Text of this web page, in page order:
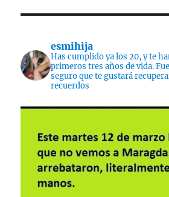
esmihija
Has cumplido ya los 20, y te
primeros tres años de vida.
seguro que te gustará
recuerdos